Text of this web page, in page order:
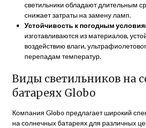
светильники обладают длительным
снижает затраты на замену ламп.
Устойчивость к погодным
изготавливаются из материалов,
воздействию влаги,
перепадам температур.
Виды светильников на
батареях Globo
Компания Globo предлагает широкий
на солнечных батареях для различных